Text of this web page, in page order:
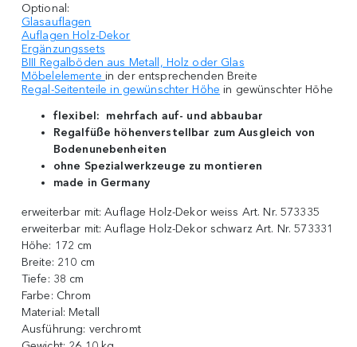
Optional:
Glasauflagen
Auflagen Holz-Dekor
Ergänzungssets
BIII Regalböden aus Metall, Holz oder Glas
Möbelelemente in der entsprechenden Breite
Regal-Seitenteile in gewünschter Höhe in gewünschter Höhe
flexibel: mehrfach auf- und abbaubar
Regalfüße höhenverstellbar zum Ausgleich von
Bodenunebenheiten
ohne Spezialwerkzeuge zu montieren
made in Germany
erweiterbar mit:Auflage Holz-Dekor weiss Art. Nr. 573335
erweiterbar mit:Auflage Holz-Dekor schwarz Art. Nr. 573331
Höhe: 172 cm
Breite: 210 cm
Tiefe: 38 cm
Farbe: Chrom
Material: Metall
Ausführung: verchromt